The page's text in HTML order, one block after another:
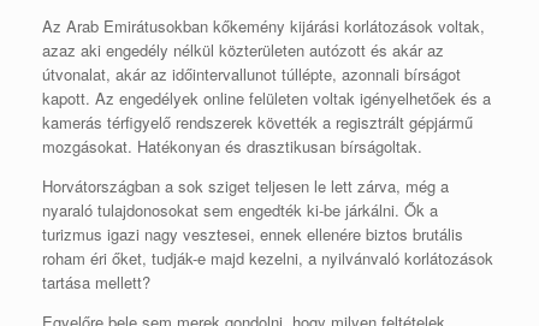
Az Arab Emirátusokban kőkemény kijárási korlátozások voltak,
azaz aki engedély nélkül közterületen autózott és akár az
útvonalat, akár az időintervallunot túllépte, azonnali bírságot
kapott. Az engedélyek online felületen voltak igényelhetőek és a
kamerás térfigyelő rendszerek követték a regisztrált gépjármű
mozgásokat. Hatékonyan és drasztikusan bírságoltak.
Horvátországban a sok sziget teljesen le lett zárva, még a
nyaraló tulajdonosokat sem engedték ki-be járkálni. Ők a
turizmus igazi nagy vesztesei, ennek ellenére biztos brutális
roham éri őket, tudják-e majd kezelni, a nyilvánvaló korlátozások
tartása mellett?